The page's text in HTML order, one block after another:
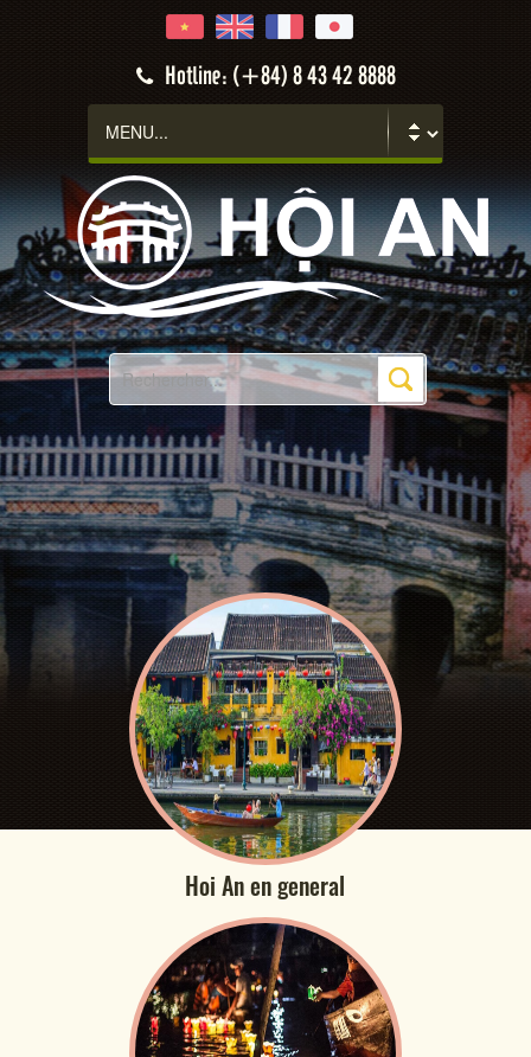
Hotline: (+84) 8 43 42 8888
Hoi An en general